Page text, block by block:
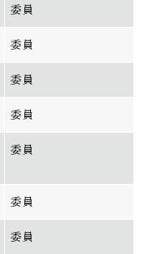
委員
委員
委員
委員
委員
委員
委員